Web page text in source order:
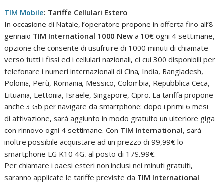
TIM Mobile: Tariffe Cellulari Estero
In occasione di Natale, l’operatore propone in offerta fino all’8
gennaio TIM International 1000 New a 10€ ogni 4 settimane,
opzione che consente di usufruire di 1000 minuti di chiamate
verso tutti i fissi ed i cellulari nazionali, di cui 300 disponibili per
telefonare i numeri internazionali di Cina, India, Bangladesh,
Polonia, Perù, Romania, Messico, Colombia, Repubblica Ceca,
Lituania, Lettonia, Israele, Singapore, Cipro. La tariffa propone
anche 3 Gb per navigare da smartphone: dopo i primi 6 mesi
di attivazione, sarà aggiunto in modo gratuito un ulteriore giga
con rinnovo ogni 4 settimane. Con TIM International, sarà
inoltre possibile acquistare ad un prezzo di 99,99€ lo
smartphone LG K10 4G, al posto di 179,99€.
Per chiamare i paesi esteri non inclusi nei minuti gratuiti,
saranno applicate le tariffe previste da TIM International